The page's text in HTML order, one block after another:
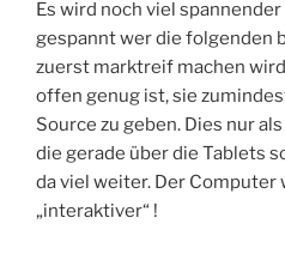
Es wird noch viel
gespannt wer die folgenden
zuerst marktreif machen
offen genug ist, sie
Source zu geben. Dies nur
die gerade über die Tablets
da viel weiter. Der Computer
„interaktiver“ !